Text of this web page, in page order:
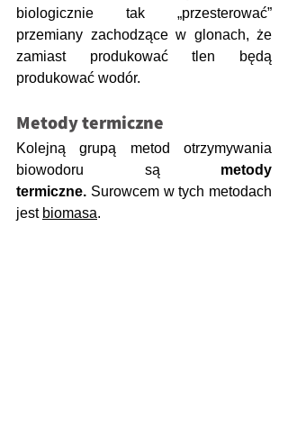
biologicznie tak „przesterować”
przemiany zachodzące w glonach, że
zamiast produkować tlen będą
produkować wodór.
Metody termiczne
Kolejną grupą metod otrzymywania
biowodoru są metody
termiczne. Surowcem w tych metodach
jest biomasa.